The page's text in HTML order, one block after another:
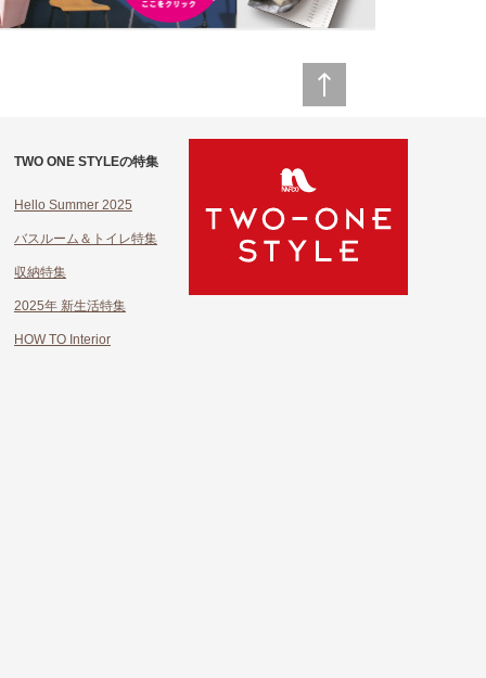
TWO ONE STYLEの特集
Hello Summer 2025
バスルーム＆トイレ特集
収納特集
2025年 新生活特集
HOW TO Interior